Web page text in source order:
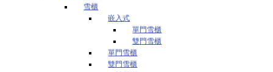
雪櫃
嵌入式
單門雪櫃
雙門雪櫃
單門雪櫃
雙門雪櫃